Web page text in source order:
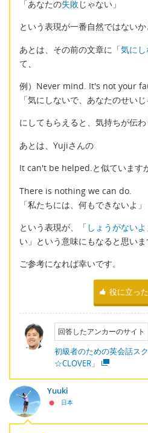
「あなたの失敗 じゃない」
という表現が一番自然ではないか
あとは、その前の文章に「気に
て、
例）Never mind. It's not your
「気にしないで、あなたのせいじ
にしてもらえると、気持ちが伝わ
あとは、Yujiさんの
It can't be helped.と似ていますが
There is nothing we can do.
「私たちには、何もできないよ」
という表現が、「 しょうがないよ
い」という意味にもなると思いま
ご参考になれば幸いです。
役に立った
回答したアンカーのサイト
初級者のための英会話ス
☆CLOVER」
Yuuki
日本